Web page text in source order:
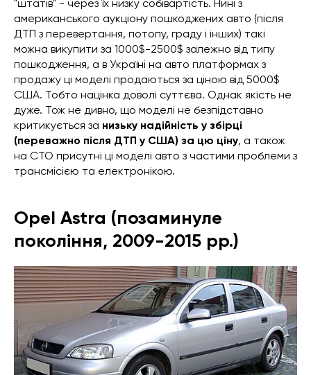
"штатів" - через їх низку собівартість. Нині з
американського аукціону пошкоджених авто (після
ДТП з перевертання, потопу, граду і інших) такі
можна викупити за 1000$-2500$ залежно від типу
пошкодження, а в Україні на авто платформах з
продажу ці моделі продаються за ціною від 5000$
США. Тобто націнка доволі суттєва. Однак якість не
дуже. Тож не дивно, що моделі не безпідставно
критикується за низьку надійність у збірці
(переважно після ДТП у США) за цю ціну, а також
на СТО присутні ці моделі авто з частими проблеми з
трансмісією та електронікою.
Opel Astra (позаминуле
покоління, 2009-2015 рр.)